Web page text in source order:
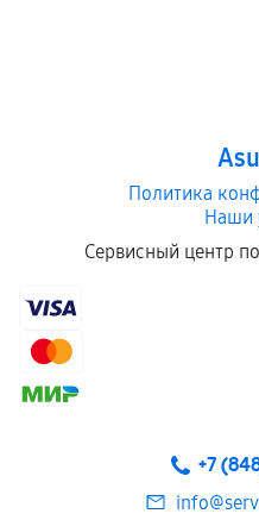
Политика
Наши
Сервисный центр
+7